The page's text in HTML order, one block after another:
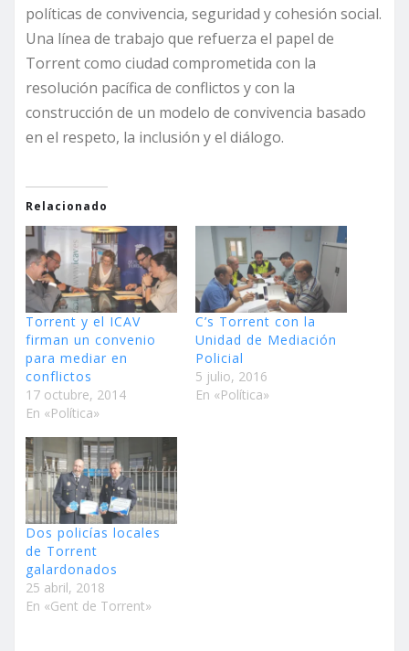
políticas de convivencia, seguridad y cohesión social.
Una línea de trabajo que refuerza el papel de
Torrent como ciudad comprometida con la
resolución pacífica de conflictos y con la
construcción de un modelo de convivencia basado
en el respeto, la inclusión y el diálogo.
Relacionado
Torrent y el ICAV
firman un convenio
para mediar en
conflictos
17 octubre, 2014
En «Política»
C’s Torrent con la
Unidad de Mediación
Policial
5 julio, 2016
En «Política»
Dos policías locales
de Torrent
galardonados
25 abril, 2018
En «Gent de Torrent»